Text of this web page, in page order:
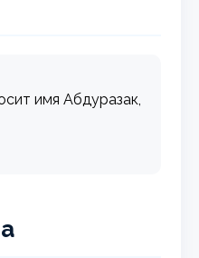
имя Абдуразак,